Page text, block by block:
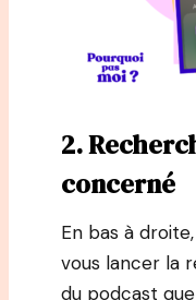
2.
concerné
En bas à
vous lancer la
du podcast